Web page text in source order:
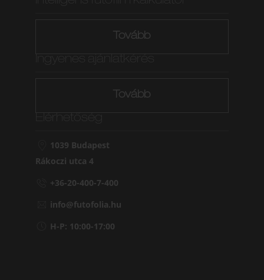
Tovább
Tovább
1039 Budapest
Rákoczi utca 4
+36-20-400-7-400
info@futofolia.hu
H-P: 10:00-17:00